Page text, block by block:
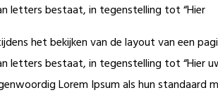
letters bestaat, in tegenstelling tot “Hier
het bekijken van de layout van een
letters bestaat, in tegenstelling tot
Lorem Ipsum als hun